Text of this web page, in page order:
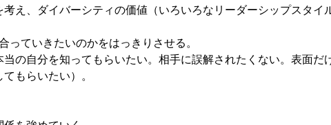
、ダイバーシティの価値（いろいろなリーダーシップスタイ
っていきたいのかをはっきりさせる。
自分を知ってもらいたい。相手に誤解されたくない。表面だ
もらいたい）。